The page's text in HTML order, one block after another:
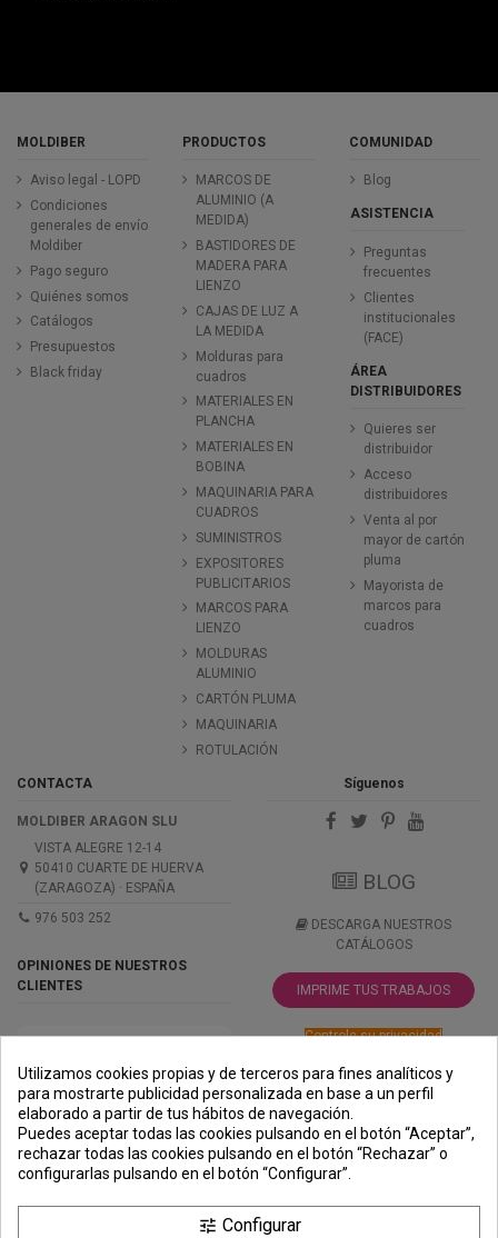
MOLDIBER
Aviso legal - LOPD
Condiciones
generales de envío
Moldiber
Pago seguro
Quiénes somos
Catálogos
Presupuestos
Black friday
PRODUCTOS
MARCOS DE
ALUMINIO (A
MEDIDA)
BASTIDORES DE
MADERA PARA
LIENZO
CAJAS DE LUZ A
LA MEDIDA
Molduras para
cuadros
MATERIALES EN
PLANCHA
MATERIALES EN
BOBINA
MAQUINARIA PARA
CUADROS
SUMINISTROS
EXPOSITORES
PUBLICITARIOS
MARCOS PARA
LIENZO
MOLDURAS
ALUMINIO
CARTÓN PLUMA
MAQUINARIA
ROTULACIÓN
COMUNIDAD
Blog
ASISTENCIA
Preguntas
frecuentes
Clientes
institucionales
(FACE)
ÁREA
DISTRIBUIDORES
Quieres ser
distribuidor
Acceso
distribuidores
Venta al por
mayor de cartón
pluma
Mayorista de
marcos para
cuadros
CONTACTA
MOLDIBER ARAGON SLU
VISTA ALEGRE 12-14
50410 CUARTE DE HUERVA
(ZARAGOZA) · ESPAÑA
976 503 252
OPINIONES DE NUESTROS
CLIENTES
Síguenos
BLOG
DESCARGA NUESTROS
CATÁLOGOS
IMPRIME TUS TRABAJOS
Controle su privacidad
PREMIOS
METODOS
DE PAGO
ENVÍO
COMERCIO
SEGURO
Utilizamos cookies propias y de terceros para fines analíticos y
para mostrarte publicidad personalizada en base a un perfil
elaborado a partir de tus hábitos de navegación.
Puedes aceptar todas las cookies pulsando en el botón “Aceptar”,
rechazar todas las cookies pulsando en el botón “Rechazar” o
configurarlas pulsando en el botón “Configurar”.
tune Configurar